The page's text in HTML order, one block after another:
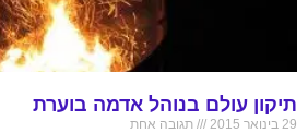
תיקון עולם בנוהל אדמה בוערת
29 בינואר 2015 תגובה אחת